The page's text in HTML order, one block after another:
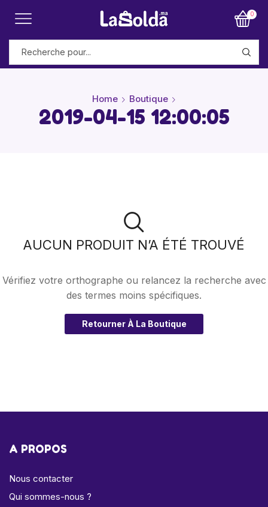
0
Home Boutique
2019-04-15 12:00:05
AUCUN PRODUIT N’A ÉTÉ TROUVÉ
Vérifiez votre orthographe ou relancez la recherche avec
des termes moins spécifiques.
Retourner À La Boutique
A PROPOS
Nous contacter
Qui sommes-nous ?